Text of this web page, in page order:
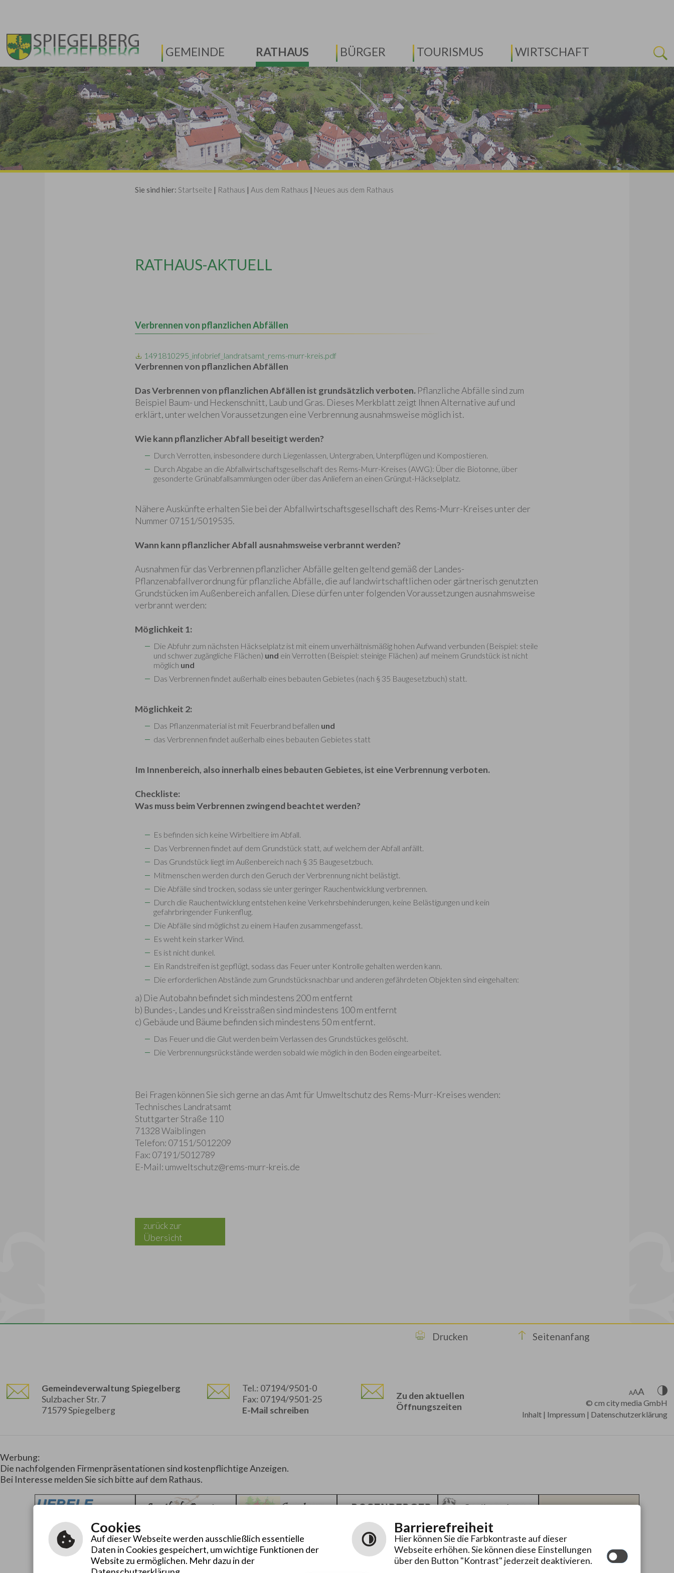
GEMEINDE RATHAUS BÜRGER TOURISMUS WIRTSCHAFT
Next
Sie sind hier: Startseite | Rathaus | Aus dem Rathaus | Neues aus dem Rathaus
RATHAUS-AKTUELL
Verbrennen von pflanzlichen Abfällen
1491810295_infobrief_landratsamt_rems-murr-kreis.pdf
Verbrennen von pflanzlichen Abfällen
Das Verbrennen von pflanzlichen Abfällen ist grundsätzlich verboten. Pflanzliche Abfälle sind zum
Beispiel Baum- und Heckenschnitt, Laub und Gras. Dieses Merkblatt zeigt Ihnen Alternative auf und
erklärt, unter welchen Voraussetzungen eine Verbrennung ausnahmsweise möglich ist.
Wie kann pflanzlicher Abfall beseitigt werden?
Durch Verrotten, insbesondere durch Liegenlassen, Untergraben, Unterpflügen und Kompostieren.
Durch Abgabe an die Abfallwirtschaftsgesellschaft des Rems-Murr-Kreises (AWG): Über die Biotonne, über
gesonderte Grünabfallsammlungen oder über das Anliefern an einen Grüngut-Häckselplatz.
Nähere Auskünfte erhalten Sie bei der Abfallwirtschaftsgesellschaft des Rems-Murr-Kreises unter der
Nummer 07151/5019535.
Wann kann pflanzlicher Abfall ausnahmsweise verbrannt werden?
Ausnahmen für das Verbrennen pflanzlicher Abfälle gelten geltend gemäß der Landes-
Pflanzenabfallverordnung für pflanzliche Abfälle, die auf landwirtschaftlichen oder gärtnerisch genutzten
Grundstücken im Außenbereich anfallen. Diese dürfen unter folgenden Voraussetzungen ausnahmsweise
verbrannt werden:
Möglichkeit 1:
Die Abfuhr zum nächsten Häckselplatz ist mit einem unverhältnismäßig hohen Aufwand verbunden (Beispiel: steile
und schwer zugängliche Flächen) und ein Verrotten (Beispiel: steinige Flächen) auf meinem Grundstück ist nicht
möglich und
Das Verbrennen findet außerhalb eines bebauten Gebietes (nach § 35 Baugesetzbuch) statt.
Möglichkeit 2:
Das Pflanzenmaterial ist mit Feuerbrand befallen und
das Verbrennen findet außerhalb eines bebauten Gebietes statt
Im Innenbereich, also innerhalb eines bebauten Gebietes, ist eine Verbrennung verboten.
Checkliste:
Was muss beim Verbrennen zwingend beachtet werden?
Es befinden sich keine Wirbeltiere im Abfall.
Das Verbrennen findet auf dem Grundstück statt, auf welchem der Abfall anfällt.
Das Grundstück liegt im Außenbereich nach § 35 Baugesetzbuch.
Mitmenschen werden durch den Geruch der Verbrennung nicht belästigt.
Die Abfälle sind trocken, sodass sie unter geringer Rauchentwicklung verbrennen.
Durch die Rauchentwicklung entstehen keine Verkehrsbehinderungen, keine Belästigungen und kein
gefahrbringender Funkenflug.
Die Abfälle sind möglichst zu einem Haufen zusammengefasst.
Es weht kein starker Wind.
Es ist nicht dunkel.
Ein Randstreifen ist gepflügt, sodass das Feuer unter Kontrolle gehalten werden kann.
Die erforderlichen Abstände zum Grundstücksnachbar und anderen gefährdeten Objekten sind eingehalten:
a) Die Autobahn befindet sich mindestens 200 m entfernt
b) Bundes-, Landes und Kreisstraßen sind mindestens 100 m entfernt
c) Gebäude und Bäume befinden sich mindestens 50 m entfernt.
Das Feuer und die Glut werden beim Verlassen des Grundstückes gelöscht.
Die Verbrennungsrückstände werden sobald wie möglich in den Boden eingearbeitet.
Bei Fragen können Sie sich gerne an das Amt für Umweltschutz des Rems-Murr-Kreises wenden:
Technisches Landratsamt
Stuttgarter Straße 110
71328 Waiblingen
Telefon: 07151/5012209
Fax: 07191/5012789
E-Mail: umweltschutz@rems-murr-kreis.de
zurück zur
Übersicht
Drucken Seitenanfang
Gemeindeverwaltung Spiegelberg
Sulzbacher Str. 7
71579 Spiegelberg
Tel.: 07194/9501-0
Fax: 07194/9501-25
E-Mail schreiben
Zu den aktuellen
Öffnungszeiten
© cm city media GmbH
Inhalt| Impressum | Datenschutzerklärung
Werbung:
Die nachfolgenden Firmenpräsentationen sind kostenpflichtige Anzeigen.
Bei Interesse melden Sie sich bitte auf dem Rathaus.
Cookies
Auf dieser Webseite werden ausschließlich essentielle
Daten in Cookies gespeichert, um wichtige Funktionen der
Website zu ermöglichen. Mehr dazu in der
Barrierefreiheit
Hier können Sie die Farbkontraste auf dieser
Webseite erhöhen. Sie können diese Einstellungen
über den Button "Kontrast" jederzeit deaktivieren.